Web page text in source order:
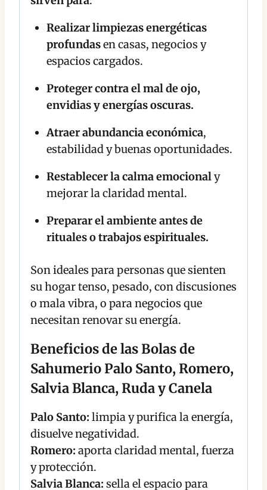
Realizar limpiezas energéticas
profundasen casas, negocios y
espacios cargados.
Proteger contra el mal de ojo,
envidias y energías oscuras.
Atraer abundancia económica,
estabilidad y buenas oportunidades.
Restablecer la calma emocionaly
mejorar la claridad mental.
Preparar el ambiente antes de
rituales o trabajos espirituales.
Son ideales para personas que sienten
su hogar tenso, pesado, con discusiones
o mala vibra, o para negocios que
necesitan renovar su energía.
Beneficios de las Bolas de
Sahumerio Palo Santo, Romero,
Salvia Blanca, Ruda y Canela
Palo Santo: limpia y purifica la energía,
disuelve negatividad.
Romero: aporta claridad mental, fuerza
y protección.
Salvia Blanca: sella el espacio para